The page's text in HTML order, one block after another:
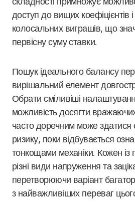
доступ до вищих коефіцієнтів
колосальних виграшів, що
первісну суму ставки.
Пошук ідеального балансу
вирішальний елемент
Обрати сміливіші
можливість досягти
часто доречним може здатися
ризику, поки відбувається
тонкощами механіки. Кожен із
різні види напруження та
перетворюючи варіант
з найважливіших переваг